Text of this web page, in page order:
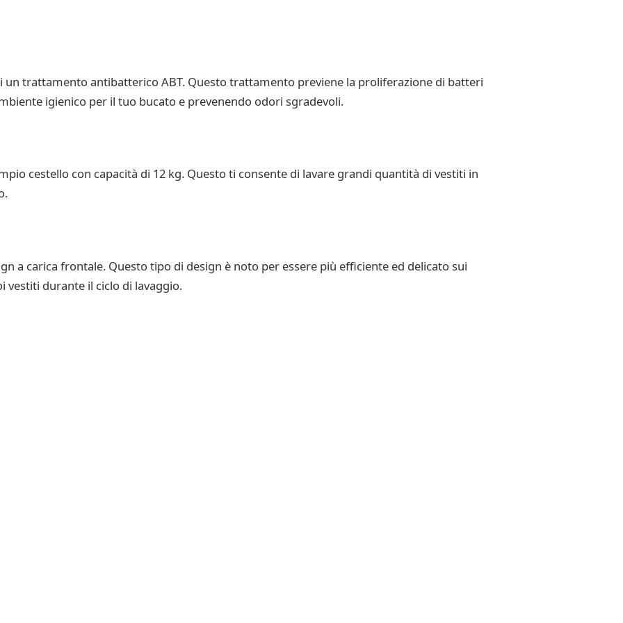
un trattamento antibatterico ABT. Questo trattamento previene la proliferazione di batteri
igienico per il tuo bucato e prevenendo odori sgradevoli.
cestello con capacità di 12 kg. Questo ti consente di lavare grandi quantità di vestiti in
a carica frontale. Questo tipo di design è noto per essere più efficiente ed delicato sui
vestiti durante il ciclo di lavaggio.